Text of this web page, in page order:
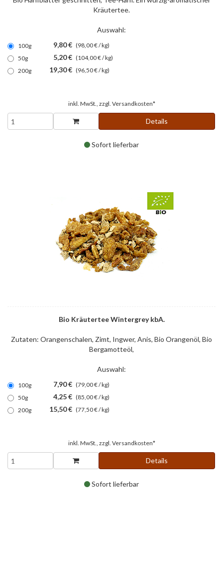
Kräutertee.
Auswahl:
100g 9,80 € (98,00 € / kg)
50g
5,20 € (104,00 € / kg)
200g
19,30 € (96,50 € / kg)
inkl. MwSt., zzgl. Versandkosten*
Details
Sofort lieferbar
Bio Kräutertee Wintergrey kbA.
Zutaten: Orangenschalen, Zimt, Ingwer, Anis, Bio Orangenöl, Bio
Bergamotteöl,
Auswahl:
100g 7,90 € (79,00 € / kg)
50g
4,25 € (85,00 € / kg)
200g
15,50 € (77,50 € / kg)
inkl. MwSt., zzgl. Versandkosten*
Details
Sofort lieferbar